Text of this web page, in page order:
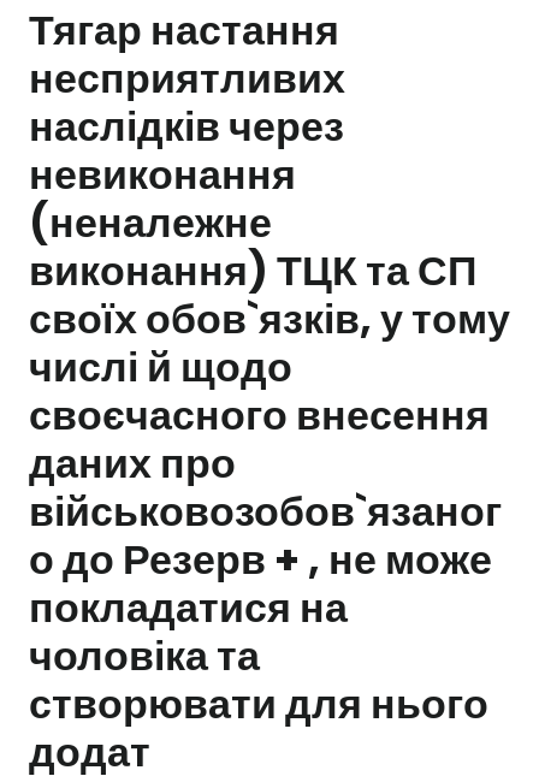
Новини
Залишити заявку
Тягар настання
несприятливих
наслідків через
невиконання
(неналежне
виконання) ТЦК та СП
своїх обов`язків, у тому
числі й щодо
своєчасного внесення
даних про
військовозобов`язаног
о до Резерв + , не може
покладатися на
чоловіка та
створювати для нього
додат